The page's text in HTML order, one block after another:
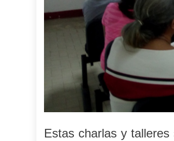
Estas charlas y